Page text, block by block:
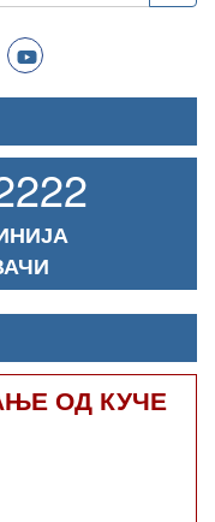
ОД КУЧЕ